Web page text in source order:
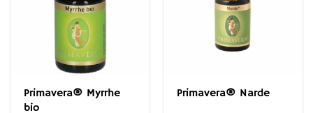
Primavera® Myrrhe
bio
Primavera® Narde